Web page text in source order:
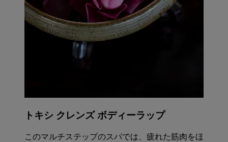
トキシ クレンズ ボディーラップ
このマルチステップのスパでは、疲れた筋肉をほ